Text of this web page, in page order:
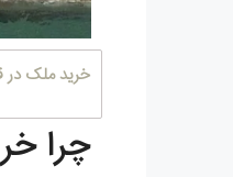
خرید ملک در
چرا